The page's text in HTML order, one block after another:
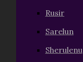
Rusir
Sarelun
Sherulenu